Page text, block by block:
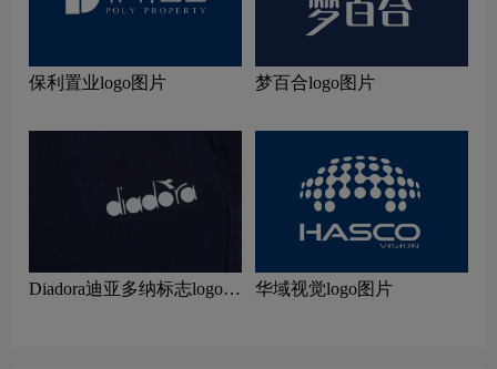
保利置业logo图片 梦百合logo图片
Diadora迪亚多纳标志logo图
华域视觉logo图片